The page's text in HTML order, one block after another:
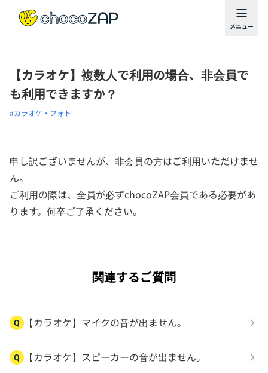
【カラオケ】複数人で利用の場合、非会員で
も利用できますか？
#カラオケ・フォト
申し訳ございませんが、非会員の方はご利用いただけませ
ん。
ご利用の際は、全員が必ずchocoZAP会員である必要があ
ります。何卒ご了承ください。
関連するご質問
Q 【カラオケ】マイクの音が出ません。
Q 【カラオケ】スピーカーの音が出ません。